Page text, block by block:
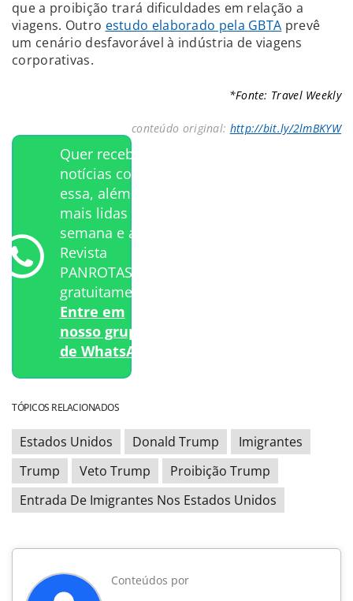
que a proibição trará dificuldades em relação a
viagens. Outro estudo elaborado pela GBTA prevê
um cenário desfavorável à indústria de viagens
corporativas.
*Fonte: Travel Weekly
conteúdo original: http://bit.ly/2lmBKYW
Quer receber
notícias como
essa, além das
mais lidas da
semana e a
Revista
PANROTAS
gratuitamente?
Entre em
nosso grupo
de WhatsApp.
TÓPICOS RELACIONADOS
Estados Unidos Donald Trump
Imigrantes
Trump
Veto Trump
Proibição Trump
Entrada De Imigrantes Nos Estados Unidos
Conteúdos por